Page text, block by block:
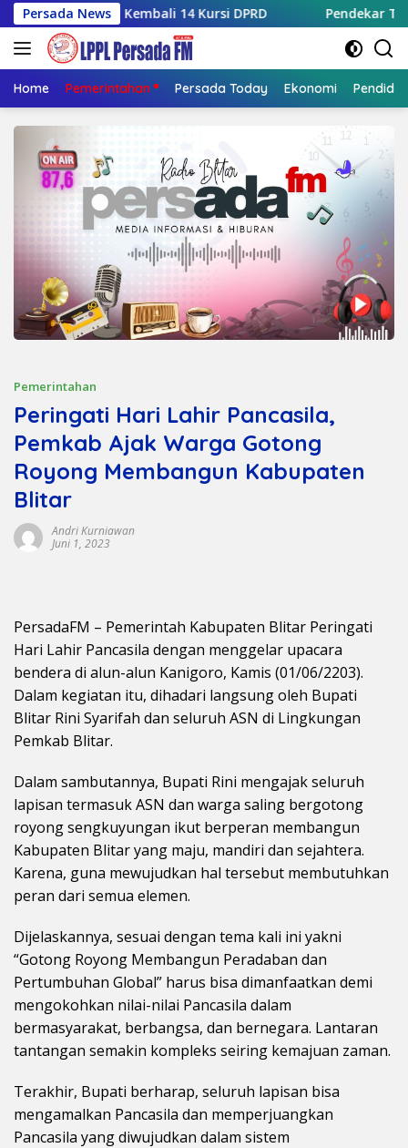
Langsung
ke
konten
Persada News
Kembali 14 Kursi DPRD Pendekar Tiban Blitar,
Home Pemerintahan Persada Today Ekonomi
Pemerintahan
Peringati Hari Lahir Pancasila,
Pemkab Ajak Warga Gotong
Royong Membangun Kabupaten
Blitar
Andri Kurniawan
Juni 1, 2023
PersadaFM – Pemerintah Kabupaten Blitar Peringati
Hari Lahir Pancasila dengan menggelar upacara
bendera di alun-alun Kanigoro, Kamis (01/06/2203).
Dalam kegiatan itu, dihadari langsung oleh Bupati
Blitar Rini Syarifah dan seluruh ASN di Lingkungan
Pemkab Blitar.
Dalam sambutannya, Bupati Rini mengajak seluruh
lapisan termasuk ASN dan warga saling bergotong
royong sengkuyungan ikut berperan membangun
Kabupaten Blitar yang maju, mandiri dan sejahtera.
Karena, guna mewujudkan hal tersebut membutuhkan
peran dari semua elemen.
Dijelaskannya, sesuai dengan tema kali ini yakni
“Gotong Royong Membangun Peradaban dan
Pertumbuhan Global” harus bisa dimanfaatkan demi
mengokohkan nilai-nilai Pancasila dalam
bermasyarakat, berbangsa, dan bernegara. Lantaran
tantangan semakin kompleks seiring kemajuan zaman.
Terakhir, Bupati berharap, seluruh lapisan bisa
mengamalkan Pancasila dan memperjuangkan
Pancasila yang diwujudkan dalam sistem